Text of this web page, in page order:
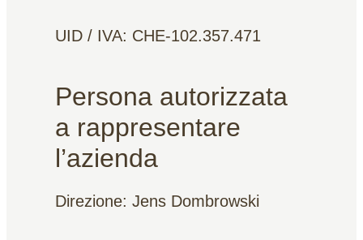
UID / IVA: CHE-102.357.471
Persona autorizzata
a rappresentare
l’azienda
Direzione: Jens Dombrowski